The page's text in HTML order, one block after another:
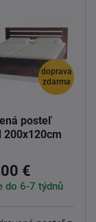
doprava
zdarma
posteľ
200x120cm
€
do 6-7 týdnů